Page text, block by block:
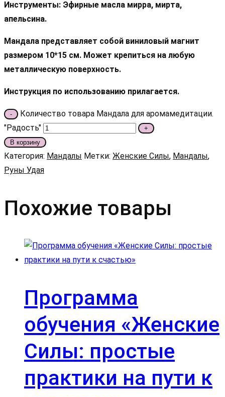
Инструменты: Эфирные масла мирра, мирта,
апельсина.
Мандала представляет собой виниловый магнит
размером 10*15 см. Может крепиться на любую
металлическую поверхность.
Инструкция по использованию прилагается.
-
Количество товара Мандала для аромамедитации.
"Радость"
+
В корзину
Категория: Мандалы Метки: Женские Силы, Мандалы,
Руны Удая
Похожие товары
Программа
обучения «Женские
Силы: простые
практики на пути к